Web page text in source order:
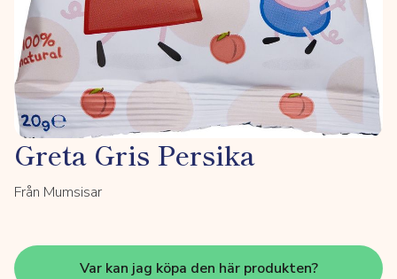
Greta Gris Persika
Från Mumsisar
Var kan jag köpa den här produkten?